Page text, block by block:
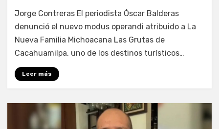
Fernando Miranda Servín
Jorge Contreras El periodista Óscar Balderas
denunció el nuevo modus operandi atribuido a La
Nueva Familia Michoacana Las Grutas de
Cacahuamilpa, uno de los destinos turísticos…
Leer más